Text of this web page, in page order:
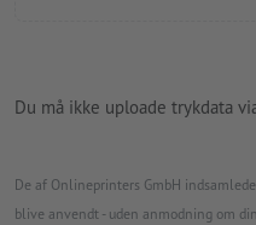
Du må ikke uploade trykdata
De af Onlineprinters GmbH
blive anvendt - uden anmodning om